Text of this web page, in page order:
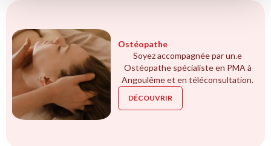
Ostéopathe
Soyez accompagnée par un.e
Ostéopathe spécialiste en PMA à
Angoulême et en téléconsultation.
DÉCOUVRIR